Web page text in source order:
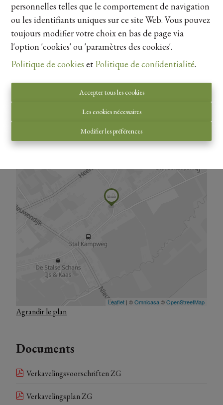
personnelles telles que le comportement de navigation
ou les identifiants uniques sur ce site Web. Vous pouvez
toujours modifier votre choix en bas de page via
l'option 'cookies' ou 'paramètres des cookies'.
Politique de cookies et Politique de confidentialité.
Accepter tous les cookies
Les cookies nécessaires
Modifier les préférences
Partager
Vue de la carte
Agrandir le plan
Documents
Verkavelingsvoorschriften ZG
Verkavelingsplan ZG